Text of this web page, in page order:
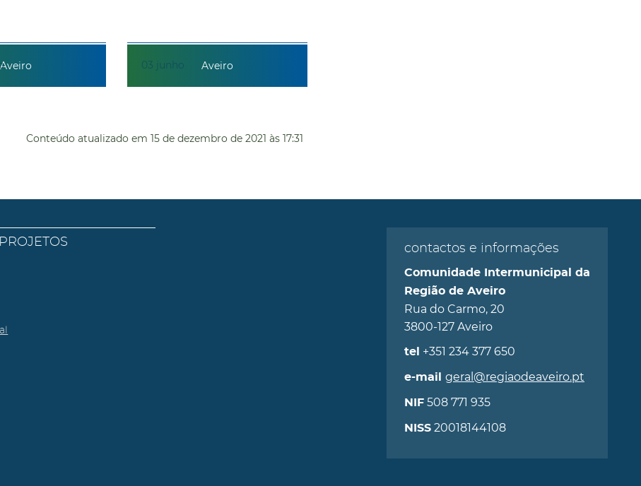
Aveiro 03 junho Aveiro
Conteúdo atualizado em 15 de dezembro de 2021 às 17:31
contactos e informações
Comunidade Intermunicipal da
Região de Aveiro
Rua do Carmo, 20
3800-127 Aveiro
tel +351 234 377 650
e-mail geral@regiaodeaveiro.pt
NIF508 771 935
NISS20018144108